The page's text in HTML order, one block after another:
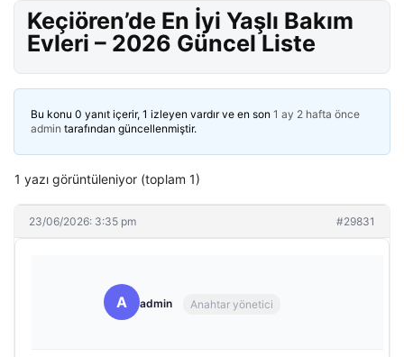
Keçiören’de En İyi Yaşlı Bakım
Evleri – 2026 Güncel Liste
Bu konu 0 yanıt içerir, 1 izleyen vardır ve en son 1 ay 2 hafta önce
admin tarafından güncellenmiştir.
1 yazı görüntüleniyor (toplam 1)
23/06/2026: 3:35 pm #29831
A admin Anahtar yönetici